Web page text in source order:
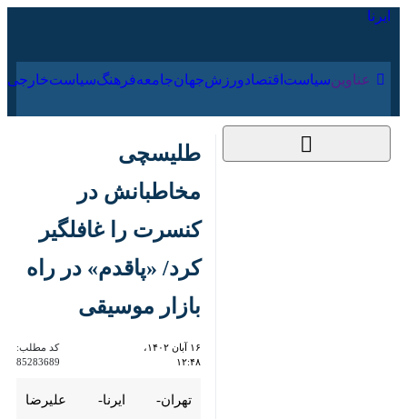
عناوین‌ سیاست اقتصاد ورزش جهان جامعه فرهنگ
طلیسچی مخاطبانش
در کنسرت را غافلگیر
کرد/ «پاقدم» در راه بازار
موسیقی
تهران- ایرنا- علیرضا طلیسچی در
خود (۱۵ آبان) از ضبط و انتشار